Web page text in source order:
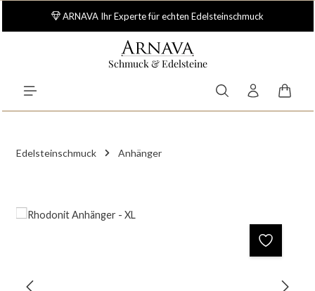
Zum Hauptinhalt springen
ARNAVA Ihr Experte für echten Edelsteinschmuck
Schmuck & Edelsteine
Edelsteinschmuck Anhänger
Bildergalerie überspringen